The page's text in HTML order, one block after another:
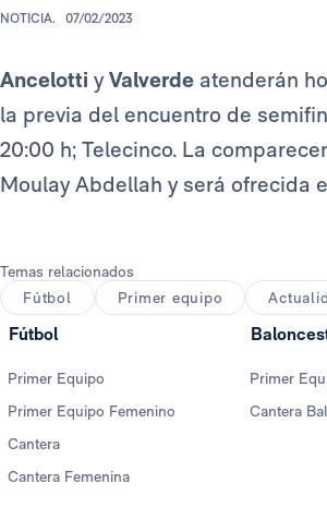
NOTICIA. 07/02/2023
Ancelotti y Valverde atenderán
la previa del encuentro de
20:00 h; Telecinco. La
Moulay Abdellah y será ofrecida
Temas relacionados
Fútbol
Primer equipo
Fútbol
Primer Equipo
Primer Equipo Femenino
Cantera
Cantera Femenina
Primer
Cantera